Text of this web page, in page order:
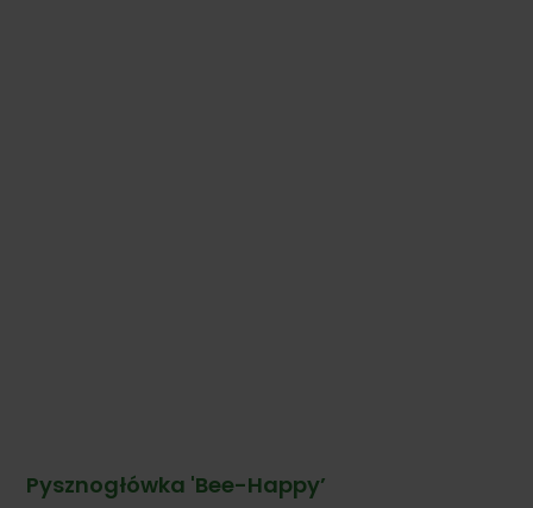
Pysznogłówka 'Bee-Happy’